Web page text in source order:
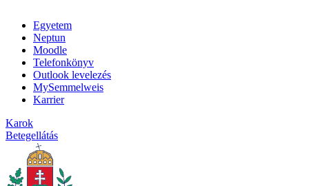
Egyetem
Neptun
Moodle
Telefonkönyv
Outlook levelezés
MySemmelweis
Karrier
Karok
Betegellátás